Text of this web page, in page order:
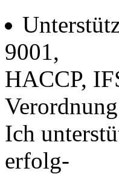
9001,
HACCP,
Ich
erfolg-